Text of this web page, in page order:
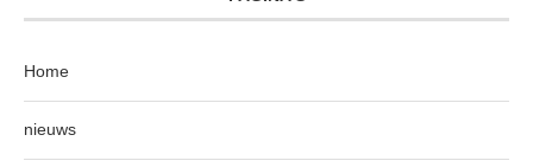
Home
nieuws